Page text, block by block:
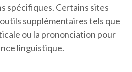
spécifiques. Certains sites
supplémentaires tels que
ou la prononciation pour
linguistique.